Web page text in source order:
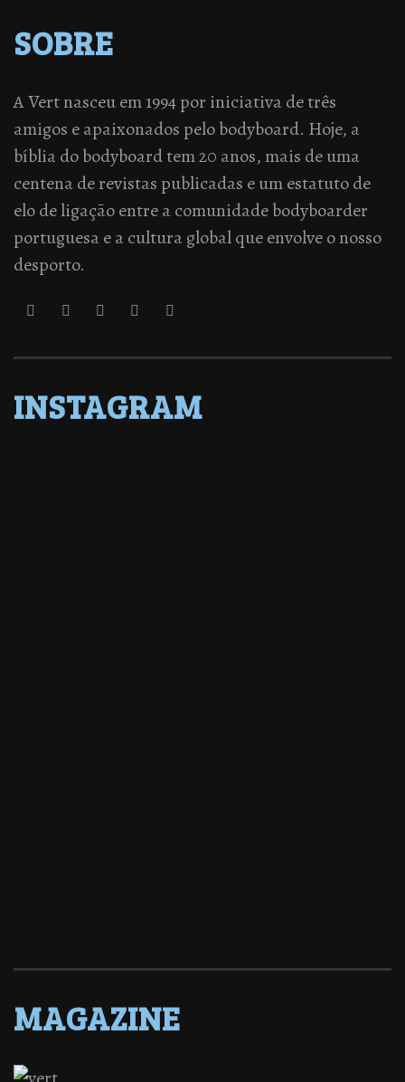
SOBRE
A Vert nasceu em 1994 por iniciativa de três
amigos e apaixonados pelo bodyboard. Hoje, a
bíblia do bodyboard tem 20 anos, mais de uma
centena de revistas publicadas e um estatuto de
elo de ligação entre a comunidade bodyboarder
portuguesa e a cultura global que envolve o nosso
desporto.
INSTAGRAM
MAGAZINE